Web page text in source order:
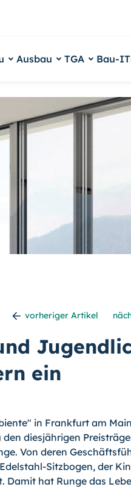
Ausbau TGA Bau-IT
vorheriger Artikel
ein
in Frankfurt am
diesjährigen
Von deren
Sitzbogen, der
Damit hat Runge das